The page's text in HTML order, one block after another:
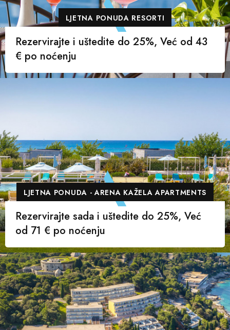
LJETNA PONUDA RESORTI
Rezervirajte i uštedite do 25%, Već od 43
€ po noćenju
LJETNA PONUDA - ARENA KAŽELA APARTMENTS
Rezervirajte sada i uštedite do 25%, Već
od 71 € po noćenju